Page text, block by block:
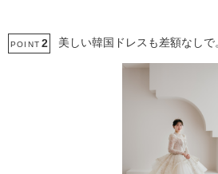
POINT 2 美しい韓国ドレスも差額なしで